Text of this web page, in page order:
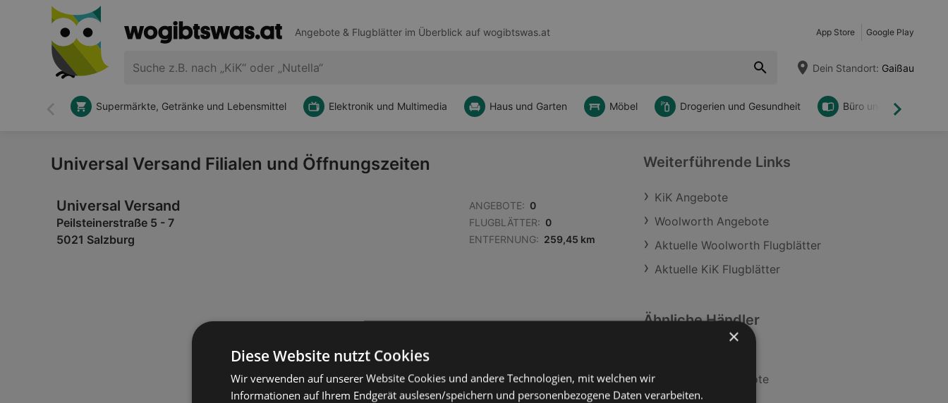
Angebote & Flugblätter im Überblick auf wogibtswas.at App Store Google Play
Dein Standort: Gaißau
Zurück Weiter
Supermärkte, Getränke und Lebensmittel Elektronik und Multimedia Haus und Garten Möbel Drogerien und Gesundheit Büro und DIY
Universal Versand Filialen und Öffnungszeiten
Universal Versand
Peilsteinerstraße 5 - 7
5021 Salzburg
ANGEBOTE: 0
FLUGBLÄTTER: 0
ENTFERNUNG: 259,45 km
Weiterführende Links
KiK Angebote
Woolworth Angebote
Aktuelle Woolworth Flugblätter
Aktuelle KiK Flugblätter
Ähnliche Händler
Woolworth Angebote
×
Diese Website nutzt Cookies
Wir verwenden auf unserer Website Cookies und andere Technologien, mit welchen wir
Informationen auf Ihrem Endgerät auslesen/speichern und personenbezogene Daten verarbeiten.